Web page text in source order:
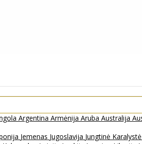
Argentina Armėnija Aruba Australija
Jemenas Jugoslavija Jungtinė Karalystė